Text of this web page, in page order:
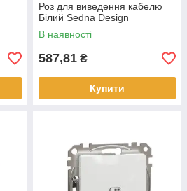
Роз для виведення кабелю
Білий Sedna Design
В наявності
587,81 ₴
Купити